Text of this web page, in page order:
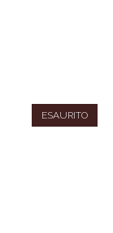
ESAURITO